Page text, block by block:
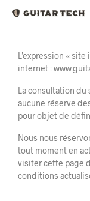
L’expression «
internet :
La consultation
aucune réserve
pour objet de
Nous nous
tout moment en
visiter cette page
conditions